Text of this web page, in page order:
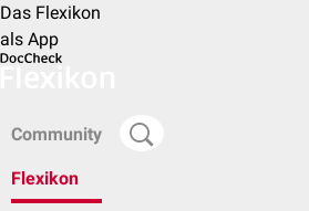
Das Flexikon
als App
Community
Flexikon